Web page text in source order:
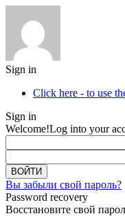
Sign in
Click here - to use
Sign in
Welcome!Log into your
Вы забыли свой пароль?
Password recovery
Восстановите свой